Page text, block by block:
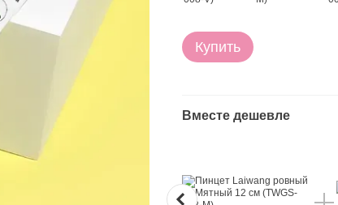
Купить
Вместе дешевле